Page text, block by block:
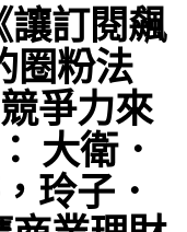
讓訂閱飆
圈粉法
爭力來
大衛．
玲子．